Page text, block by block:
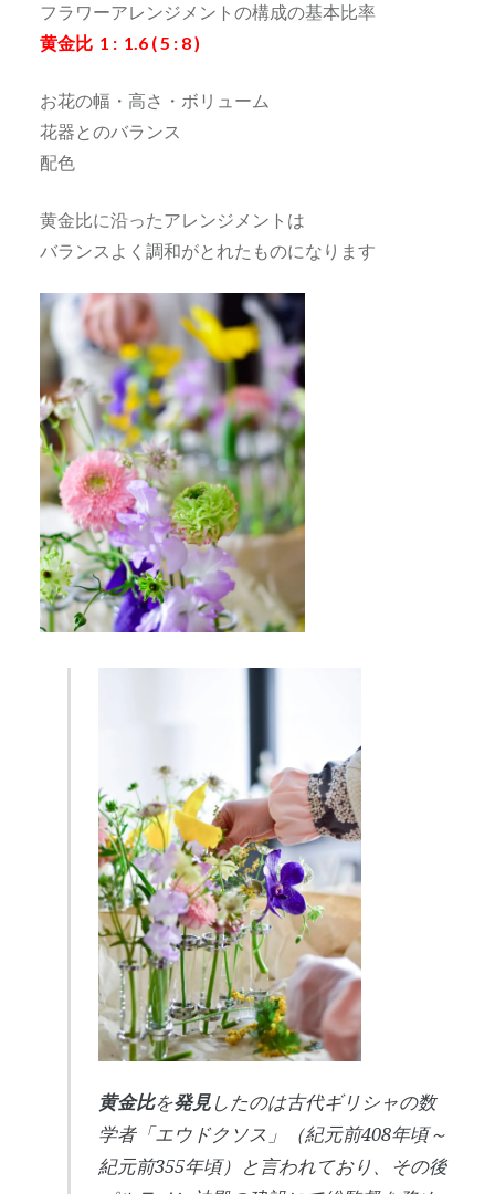
フラワーアレンジメントの構成の基本比率
黄金比 1 : 1.6 ( 5 : 8 )
お花の幅・高さ・ボリューム
花器とのバランス
配色
黄金比に沿ったアレンジメントは
バランスよく調和がとれたものになります
黄金比を発見したのは古代ギリシャの数
学者「エウドクソス」（紀元前408年頃～
紀元前355年頃）と言われており、その後